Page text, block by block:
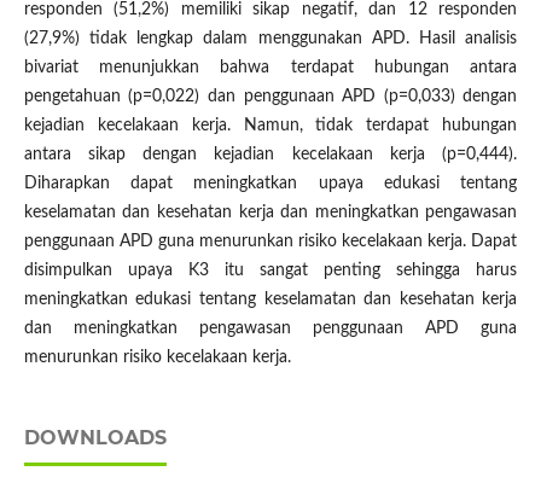
responden (51,2%) memiliki sikap negatif, dan 12 responden
(27,9%) tidak lengkap dalam menggunakan APD. Hasil analisis
bivariat menunjukkan bahwa terdapat hubungan antara
pengetahuan (p=0,022) dan penggunaan APD (p=0,033) dengan
kejadian kecelakaan kerja. Namun, tidak terdapat hubungan
antara sikap dengan kejadian kecelakaan kerja (p=0,444).
Diharapkan dapat meningkatkan upaya edukasi tentang
keselamatan dan kesehatan kerja dan meningkatkan pengawasan
penggunaan APD guna menurunkan risiko kecelakaan kerja. Dapat
disimpulkan upaya K3 itu sangat penting sehingga harus
meningkatkan edukasi tentang keselamatan dan kesehatan kerja
dan meningkatkan pengawasan penggunaan APD guna
menurunkan risiko kecelakaan kerja.
DOWNLOADS